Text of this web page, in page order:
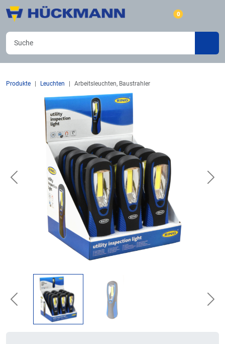
0
Produkte Leuchten Arbeitsleuchten, Baustrahler
Previous
Previous